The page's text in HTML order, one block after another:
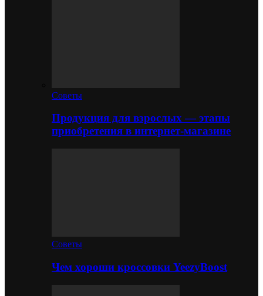
Советы
Продукция для взрослых — этапы
приобретения в интернет-магазине
Советы
Чем хороши кроссовки YeezyBoost